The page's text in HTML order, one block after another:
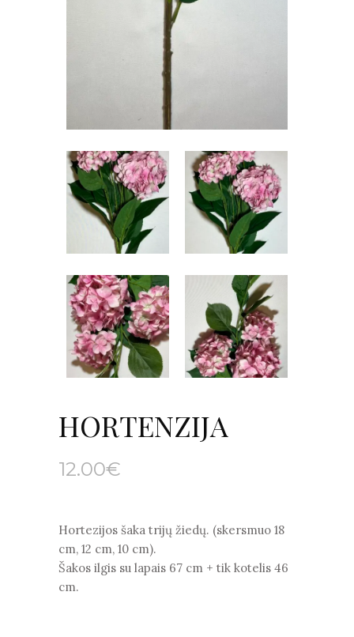
HORTENZIJA
12.00€
Hortezijos šaka trijų žiedų. (skersmuo 18
cm, 12 cm, 10 cm).
Šakos ilgis su lapais 67 cm + tik kotelis 46
cm.